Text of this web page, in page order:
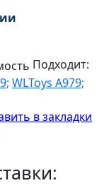
Подходит:
WLToys A979;
в закладки